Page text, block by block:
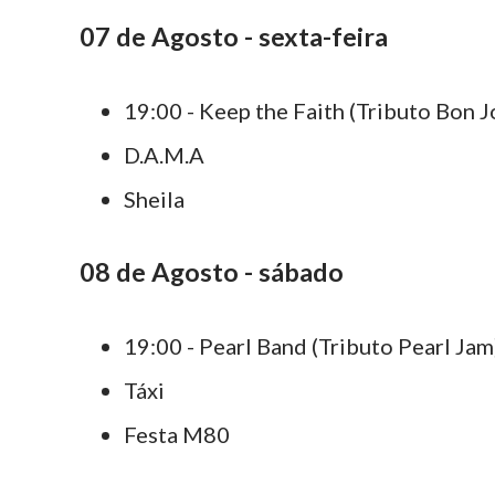
07 de Agosto - sexta-feira
19:00 - Keep the Faith (Tributo Bon
D.A.M.A
Sheila
08 de Agosto - sábado
19:00 - Pearl Band (Tributo Pearl
Táxi
Festa M80